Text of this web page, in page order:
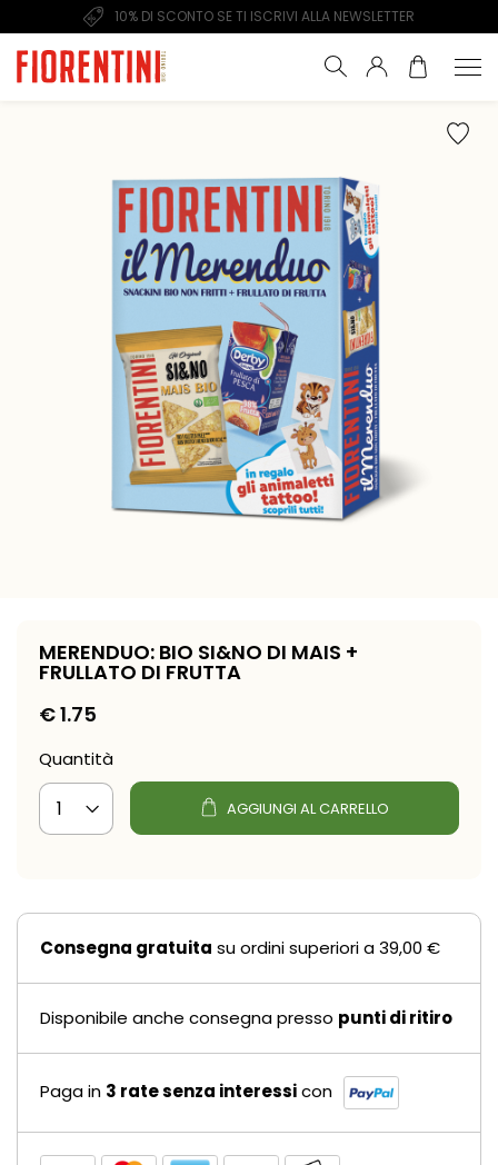
10% DI SCONTO SE TI ISCRIVI ALLA NEWSLETTER
MERENDUO: BIO SI&NO DI MAIS +
FRULLATO DI FRUTTA
€1.75
Quantità
AGGIUNGI AL CARRELLO
Consegna gratuita su ordini superiori a 39,00 €
Disponibile anche consegna presso punti di ritiro
Paga in 3 rate senza interessicon